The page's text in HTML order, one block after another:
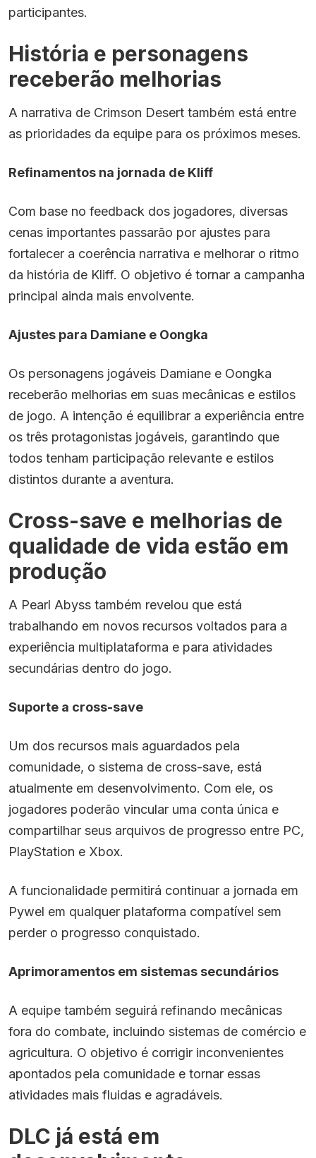
participantes.
História e personagens
receberão melhorias
A narrativa de Crimson Desert também está entre
as prioridades da equipe para os próximos meses.
Refinamentos na jornada de Kliff
Com base no feedback dos jogadores, diversas
cenas importantes passarão por ajustes para
fortalecer a coerência narrativa e melhorar o ritmo
da história de Kliff. O objetivo é tornar a campanha
principal ainda mais envolvente.
Ajustes para Damiane e Oongka
Os personagens jogáveis Damiane e Oongka
receberão melhorias em suas mecânicas e estilos
de jogo. A intenção é equilibrar a experiência entre
os três protagonistas jogáveis, garantindo que
todos tenham participação relevante e estilos
distintos durante a aventura.
Cross-save e melhorias de
qualidade de vida estão em
produção
A Pearl Abyss também revelou que está
trabalhando em novos recursos voltados para a
experiência multiplataforma e para atividades
secundárias dentro do jogo.
Suporte a cross-save
Um dos recursos mais aguardados pela
comunidade, o sistema de cross-save, está
atualmente em desenvolvimento. Com ele, os
jogadores poderão vincular uma conta única e
compartilhar seus arquivos de progresso entre PC,
PlayStation e Xbox.
A funcionalidade permitirá continuar a jornada em
Pywel em qualquer plataforma compatível sem
perder o progresso conquistado.
Aprimoramentos em sistemas secundários
A equipe também seguirá refinando mecânicas
fora do combate, incluindo sistemas de comércio e
agricultura. O objetivo é corrigir inconvenientes
apontados pela comunidade e tornar essas
atividades mais fluidas e agradáveis.
DLC já está em